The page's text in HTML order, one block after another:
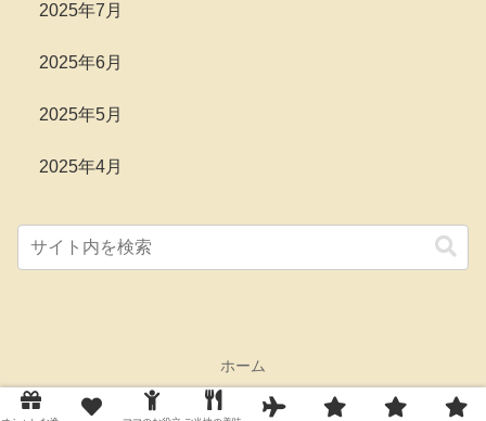
2025年7月
2025年6月
2025年5月
2025年4月
ホーム
© 2025 Greatfuldays Blog Guide All Rights Reserved.